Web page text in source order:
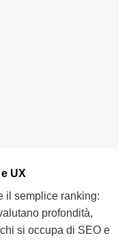
UX
il semplice ranking:
profondità,
si occupa di SEO e